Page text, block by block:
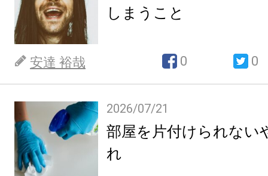
しまうこと
安達 裕哉 0 0
2026/07/21
部屋を片付けられない
れ